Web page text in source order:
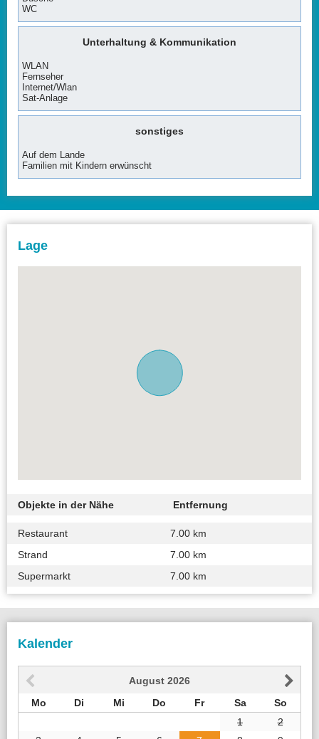
WC
Unterhaltung & Kommunikation
WLAN
Fernseher
Internet/Wlan
Sat-Anlage
sonstiges
Auf dem Lande
Familien mit Kindern erwünscht
Lage
Objekte in der Nähe Entfernung
Restaurant
7.00 km
Strand
7.00 km
Supermarkt
7.00 km
Kalender
August 2026
Mo
Di Mi Do Fr Sa
So
1
2